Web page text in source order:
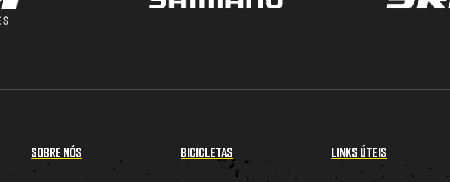
SOBRE NÓS BICICLETAS LINKS ÚTEIS